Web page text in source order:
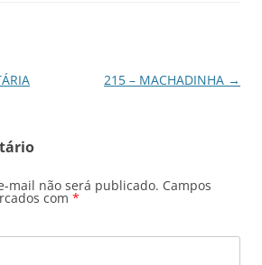
215 – MACHADINHA →
mail não será publicado. Campos
com *